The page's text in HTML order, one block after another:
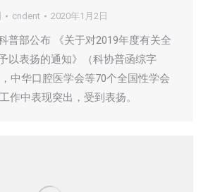
cndent 2020年1月2日
普部公布 《关于对2019年度有关全
以表扬的通知》（科协普函综字
，中华口腔医学会等70个全国性学会
作中表现突出，受到表扬。